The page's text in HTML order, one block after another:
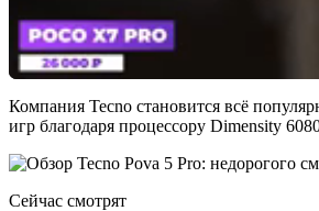
Компания Tecno становится всё
игр благодаря процессору Dimensity
Сейчас смотрят